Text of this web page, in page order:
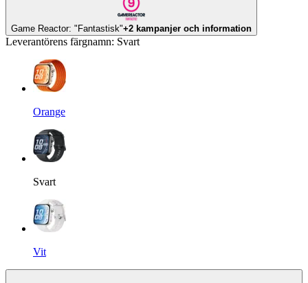
Game Reactor: "Fantastisk"+2 kampanjer och information
Leverantörens färgnamn: Svart
Orange
Svart
Vit